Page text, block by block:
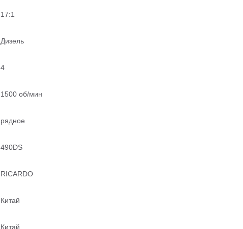
17:1
Дизель
4
1500 об/мин
рядное
490DS
RICARDO
Китай
Китай